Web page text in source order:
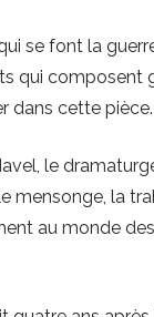
se font la
qui composent
dans cette pièce.
le
mensonge, la
au monde